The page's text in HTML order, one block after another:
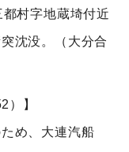
村字地蔵埼付近
沈没。（大分合
）】
め、大連汽船